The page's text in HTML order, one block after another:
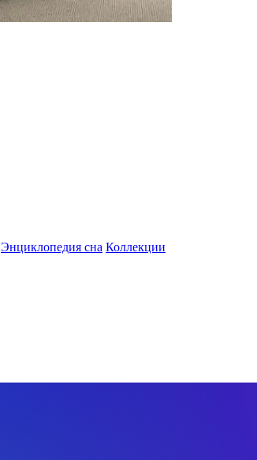
Энциклопедия сна Коллекции